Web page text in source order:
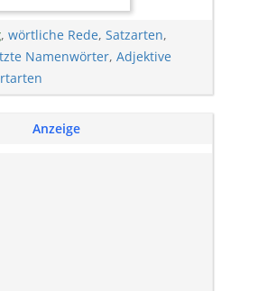
, wörtliche Rede, Satzarten,
Namenwörter, Adjektive
Anzeige